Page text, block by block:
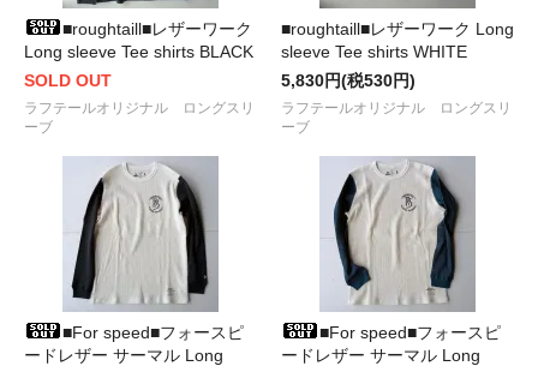
■roughtaill■レザーワーク
Long sleeve Tee shirts BLACK
SOLD OUT
ラフテールオリジナル ロングスリ
ーブ
■roughtaill■レザーワーク Long
sleeve Tee shirts WHITE
5,830円(税530円)
ラフテールオリジナル ロングスリ
ーブ
■For speed■フォースピ
ードレザー サーマル Long
■For speed■フォースピ
ードレザー サーマル Long